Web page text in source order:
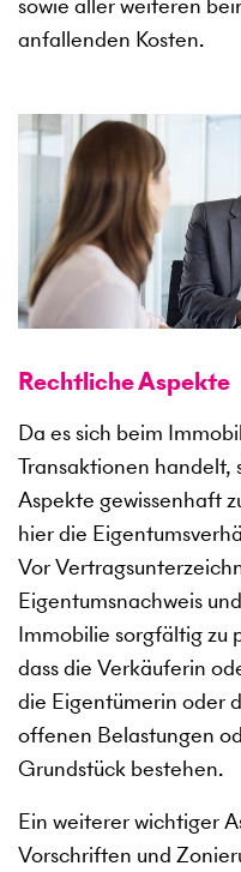
anfallenden Kosten.
Rechtliche Aspekte
Da es sich beim
Transaktionen handelt,
Aspekte gewissenhaft
hier die
Vor
Eigentumsnachweis
Immobilie sorgfältig zu
dass die Verkäuferin
die Eigentümerin oder
offenen Belastungen
Grundstück bestehen.
Ein weiterer wichtiger
Vorschriften und